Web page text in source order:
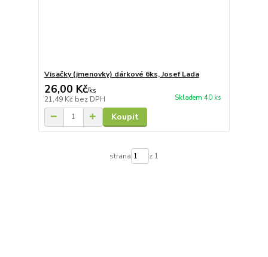
Visačky (jmenovky) dárkové 6ks, Josef Lada
26,00 Kč/ks
21,49 Kč bez DPH Skladem 40 ks
Koupit
strana z 1